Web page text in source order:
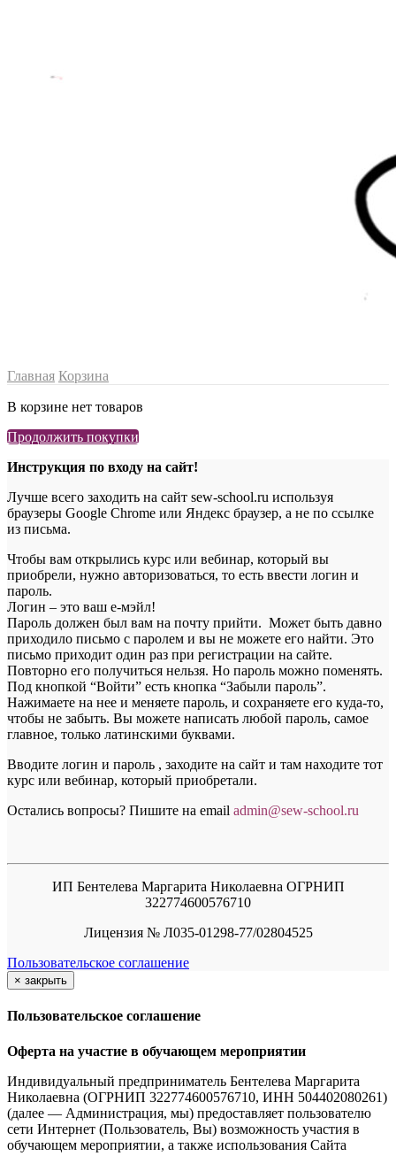
Главная Корзина
В корзине нет товаров
Продолжить покупки
Инструкция по входу на сайт!
Лучше всего заходить на сайт sew-school.ru используя
браузеры Google Chrome или Яндекс браузер, а не по ссылке
из письма.
Чтобы вам открылись курс или вебинар, который вы
приобрели, нужно авторизоваться, то есть ввести логин и
пароль.
Логин – это ваш е-мэйл!
Пароль должен был вам на почту прийти. Может быть давно
приходило письмо с паролем и вы не можете его найти. Это
письмо приходит один раз при регистрации на сайте.
Повторно его получиться нельзя. Но пароль можно поменять.
Под кнопкой “Войти” есть кнопка “Забыли пароль”.
Нажимаете на нее и меняете пароль, и сохраняете его куда-то,
чтобы не забыть. Вы можете написать любой пароль, самое
главное, только латинскими буквами.
Вводите логин и пароль , заходите на сайт и там находите тот
курс или вебинар, который приобретали.
Остались вопросы? Пишите на email admin@sew-school.ru
ИП Бентелева Маргарита Николаевна ОГРНИП
322774600576710
Лицензия № Л035-01298-77/02804525
Пользовательское соглашение
× закрыть
Пользовательское соглашение
Оферта на участие в обучающем мероприятии
Индивидуальный предприниматель Бентелева Маргарита
Николаевна (ОГРНИП 322774600576710, ИНН 504402080261)
(далее — Администрация, мы) предоставляет пользователю
сети Интернет (Пользователь, Вы) возможность участия в
обучающем мероприятии, а также использования Сайта